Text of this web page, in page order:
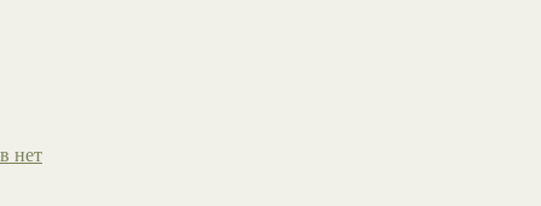
нет